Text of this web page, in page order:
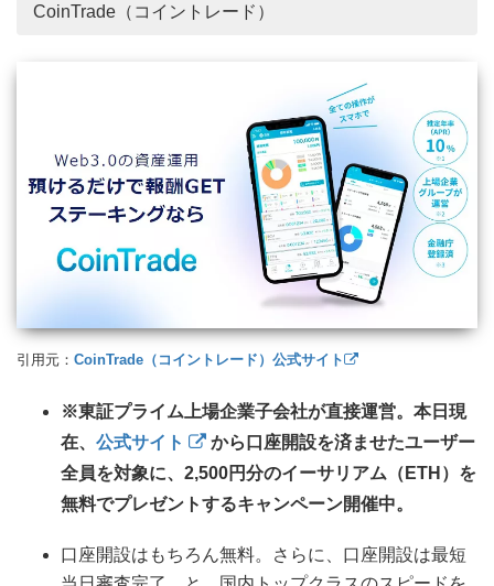
CoinTrade（コイントレード）
引用元： CoinTrade（コイントレード）公式サイト
※東証プライム上場企業子会社が直接運営。本日現
在、 公式サイト
から口座開設を済ませたユーザー
全員を対象に、2,500円分のイーサリアム（ETH）を
無料でプレゼントするキャンペーン開催中。
口座開設はもちろん無料。さらに、口座開設は最短